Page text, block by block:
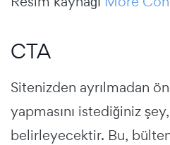
CTA
Sitenizden ayrılmadan
yapmasını istediğiniz şey,
belirleyecektir. Bu,